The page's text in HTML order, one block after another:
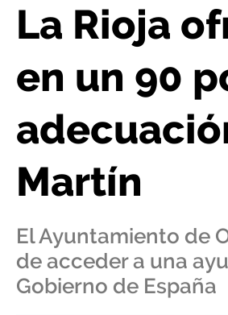
La Rioja
en un 90
Martín
El Ayuntamiento de
de acceder a una
Gobierno de España